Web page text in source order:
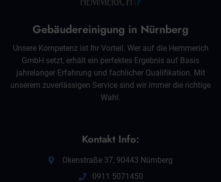
Gebäudereinigung in Nürnberg
Unsere Kompetenz ist Ihr Vorteil. Wer auf die Hemmerich
GmbH setzt, erhält ein perfektes Ergebnis auf Basis
jahrelanger Erfahrung und fachlicher Qualifikation. Mit
unserem zuverlässigen Service sind wir immer die richtige
Wahl.
Kontakt Info:
Okenstraße 37, 90443 Nürnberg
0911 5071450